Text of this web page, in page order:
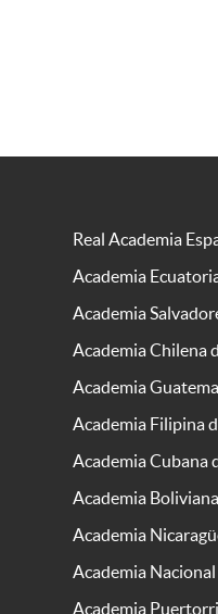
Real Academia
Academia
Academia
Academia Chilena
Academia
Academia Filipina
Academia Cubana
Academia
Academia
Academia
Academia